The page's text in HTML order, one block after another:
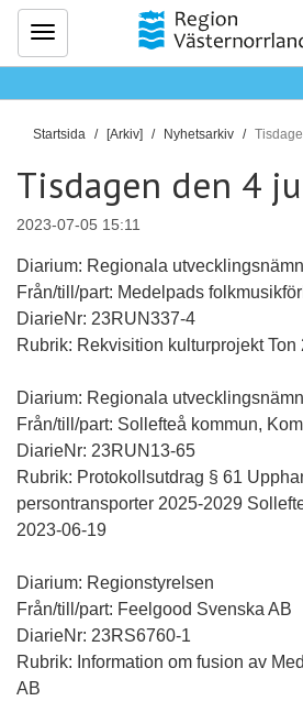
Meny
D
ä
r
h
ä
r
:
Startsida [Arkiv] Nyhetsarkiv
Tisdagen den 4
2023-07-05 15:11
Diarium: Regionala
Från/till/part: Medelpads
DiarieNr: 23RUN337-4
Rubrik: Rekvisition kulturprojekt Ton
Diarium: Regionala
Från/till/part: Sollefteå kommun,
DiarieNr: 23RUN13-65
Rubrik: Protokollsutdrag § 61
persontransporter 2025-2029
2023-06-19
Diarium: Regionstyrelsen
Från/till/part: Feelgood Svenska AB
DiarieNr: 23RS6760-1
Rubrik: Information om fusion av
AB